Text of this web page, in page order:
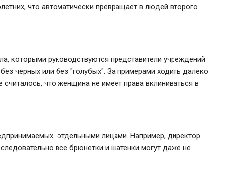
что автоматически превращает в людей второго
которыми руководствуются представители учреждений
черных или без "голубых". За примерами ходить далеко
что женщина не имеет права вклиниваться в
отдельными лицами. Например, директор
все брюнетки и шатенки могут даже не